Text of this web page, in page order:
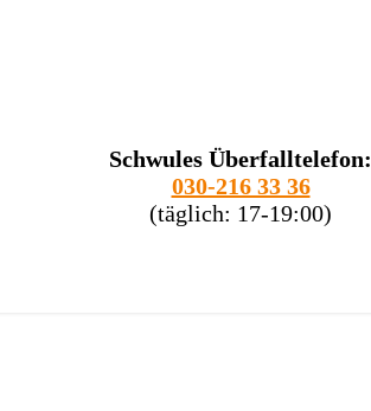
Schwules Überfalltelefon:
030-216 33 36
(täglich: 17-19:00)